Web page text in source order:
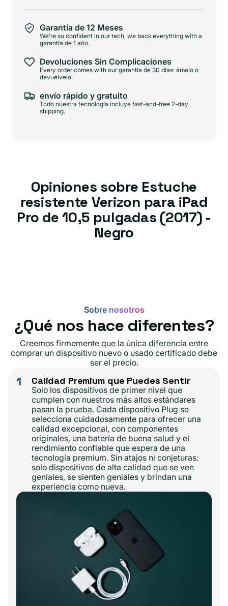
Garantía de 12 Meses
We're so confident in our tech, we back everything with a
garantía de 1 año.
Devoluciones Sin Complicaciones
Every order comes with our garantía de 30 días: ámalo o
devuélvelo.
envío rápido y gratuito
Todo nuestra tecnología incluye fast-and-free 2-day
shipping.
Opiniones sobre Estuche
resistente Verizon para iPad
Pro de 10,5 pulgadas (2017) -
Negro
Sobre nosotros
¿Qué nos hace diferentes?
Creemos firmemente que la única diferencia entre
comprar un dispositivo nuevo o usado certificado debe
ser el precio.
1 Calidad Premium que Puedes Sentir
Solo los dispositivos de primer nivel que
cumplen con nuestros más altos estándares
pasan la prueba. Cada dispositivo Plug se
selecciona cuidadosamente para ofrecer una
calidad excepcional, con componentes
originales, una batería de buena salud y el
rendimiento confiable que espera de una
tecnología premium. Sin atajos ni conjeturas:
solo dispositivos de alta calidad que se ven
geniales, se sienten geniales y brindan una
experiencia como nueva.